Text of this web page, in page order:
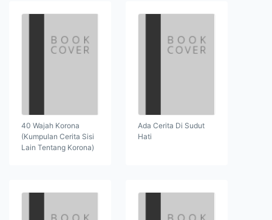
40 Wajah Korona
(Kumpulan Cerita Sisi
Lain Tentang Korona)
Ada Cerita Di Sudut
Hati